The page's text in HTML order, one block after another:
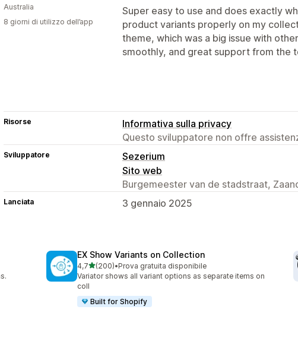
Super easy to use and does exactly
product variants properly on my
theme, which was a big issue with
smoothly, and great support from the
Australia
8 giorni di utilizzo dell’app
Risorse
Informativa sulla privacy
Questo sviluppatore non offre
Sviluppatore
Sezerium
Sito web
Burgemeester van de stadstraat,
Lanciata 3 gennaio 2025
EX Show Variants on Collection
4,7stelle su 5
(200)
200 recensioni totali
•Prova gratuita disponibile
Variator shows all variant options as separate items on
coll
Built for Shopify